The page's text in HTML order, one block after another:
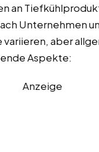
an
Unternehmen
variieren, aber
Aspekte:
Anzeige